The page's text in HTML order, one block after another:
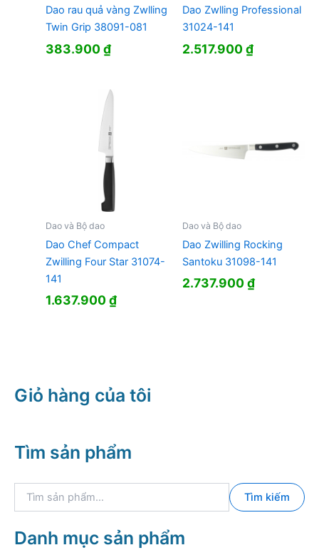
Dao rau quả vàng Zwlling
Twin Grip 38091-081
383.900₫
Dao Zwlling Professional
31024-141
2.517.900₫
Dao và Bộ dao
Dao Chef Compact
Zwilling Four Star 31074-
141
1.637.900₫
Dao và Bộ dao
Dao Zwilling Rocking
Santoku 31098-141
2.737.900₫
Giỏ hàng của tôi
Tìm sản phẩm
k
i
Tìm kiếm
Danh mục sản phẩm